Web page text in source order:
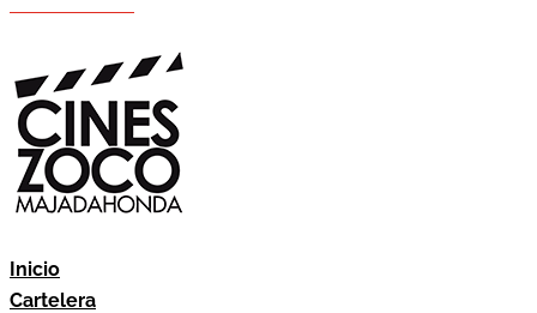
Inicio
Cartelera